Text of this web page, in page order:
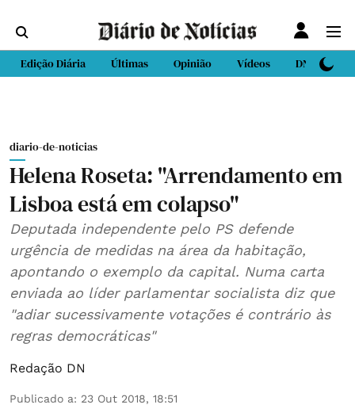
Edição Diária Últimas Opinião Vídeos DN Sport
diario-de-noticias
Helena Roseta: "Arrendamento em
Lisboa está em colapso"
Deputada independente pelo PS defende
urgência de medidas na área da habitação,
apontando o exemplo da capital. Numa carta
enviada ao líder parlamentar socialista diz que
"adiar sucessivamente votações é contrário às
regras democráticas"
Redação DN
Publicado a: 23 Out 2018, 18:51